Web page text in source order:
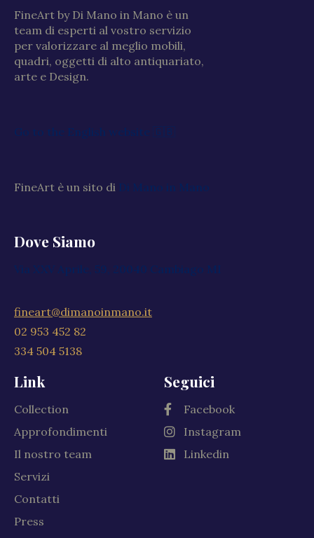
FineArt by Di Mano in Mano è un
team di esperti al vostro servizio
per valorizzare al meglio mobili,
quadri, oggetti di alto antiquariato,
arte e Design.
Go to the English website 🇬🇧
FineArt è un sito di Di Mano in Mano
Dove Siamo
Via XXV Aprile, 59, 20040 Cambiago MI
fineart@dimanoinmano.it
02 953 452 82
334 504 5138
Link
Collection
Approfondimenti
Il nostro team
Servizi
Contatti
Press
Seguici
Facebook
Instagram
Linkedin